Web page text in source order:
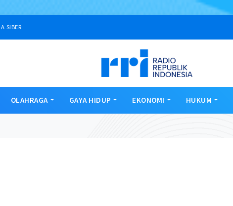
SIBER
OLAHRAGA GAYA HIDUP EKONOMI HUKUM